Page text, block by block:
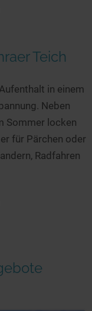
Teich
in einem
Neben
Sommer locken
für Pärchen oder
Radfahren